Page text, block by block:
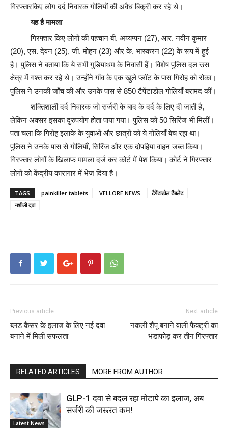
गिरफ्तारकिए लोग दर्द निवारक गोलियों की अवैध बिक्री कर रहे थे।
यह है मामला
गिरफ्तार किए लोगों की पहचान बी. अय्यप्पन (27), आर. नवीन कुमार
(20), एस. देवन (25), जी. मोहन (23) और के. भास्करन (22) के रूप में हुई
है। पुलिस ने बताया कि ये सभी गुडियाथम के निवासी हैं। विशेष पुलिस दल उस
क्षेत्र में गश्त कर रहे थे। उन्होंने गाँव के एक खुले प्लॉट के पास गिरोह को रोका।
पुलिस ने उनकी जाँच की और उनके पास से 850 टैपेंटाडोल गोलियाँ बरामद कीं।
शक्तिशाली दर्द निवारक जो सर्जरी के बाद के दर्द के लिए दी जाती है,
लेकिन अक्सर इसका दुरुपयोग होता पाया गया। पुलिस को 50 सिरिंज भी मिलीं।
पता चला कि गिरोह इलाके के युवाओं और छात्रों को ये गोलियाँ बेच रहा था।
पुलिस ने उनके पास से गोलियाँ, सिरिंज और एक दोपहिया वाहन जब्त किया।
गिरफ्तार लोगों के खिलाफ मामला दर्ज कर कोर्ट में पेश किया। कोर्ट ने गिरफ्तार
लोगों को केंद्रीय कारागार में भेज दिया है।
TAGS painkiller tablets VELLORE NEWS
टैपेंटाडोल टैबलेट
नशीली दवा
Previous article
ब्लड कैंसर के इलाज के लिए नई दवा
बनाने में मिली सफलता
Next article
नकली शैंपू बनाने वाली फैक्ट्री का
भंडाफोड़ कर तीन गिरफ्तार
RELATED ARTICLES MORE FROM AUTHOR
Latest News
GLP-1 दवा से बदल रहा मोटापे का इलाज, अब
सर्जरी की जरूरत कम!